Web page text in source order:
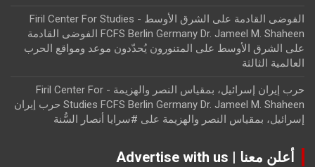
الفوضى القادمة على الشرق الأوسط - Firil Center For Studies
FCFS Berlin Germany Dr. Jameel M. Shaheen الفوضى القادمة
على الشرق الأوسط على
المتنورون يُحدّدون موعد ومواقع الحرب
العالمية الثالثة
حرب إيران إسرائيل، بمقياس النصر والهزيمة - Firil Center For
Studies FCFS Berlin Germany Dr. Jameel M. Shaheen حرب إيران
إسرائيل، بمقياس النصر والهزيمة على #سرايا أنصار السُّنة
أعلن معنا | Advertise with us